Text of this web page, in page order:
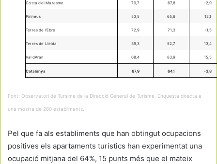
Costa del Maresme 70,7 67,8 -2,9
Pirineus 53,5 65,6 12,1
Terres de l’Ebre 72,9 71,3 -1,5
Terres de Lleida 39,3 52,7 13,4
Val d’Aran 68,4 83,9 15,5
Catalunya 67,9 64,1 -3,8
Font: Observatori de Tursime de la Direcció General de Turisme. Enquesta directa a
una mostra de 280 establiments.
Pel que fa als establiments que han obtingut ocupacions
positives els apartaments turístics han experimentat una
ocupació mitjana del 64%, 15 punts més que el mateix